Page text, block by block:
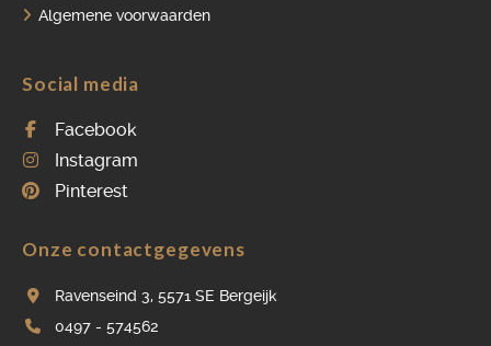
Algemene voorwaarden
Social media
Facebook
Instagram
Pinterest
Onze contactgegevens
Ravenseind 3, 5571 SE Bergeijk
0497 - 574562